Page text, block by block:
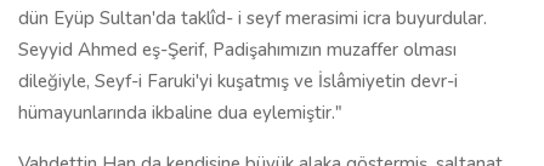
dün Eyüp Sultan'da taklîd- i seyf merasimi icra buyurdular.
Seyyid Ahmed eş-Şerif, Padişahımızın muzaffer olması
dileğiyle, Seyf-i Faruki'yi kuşatmış ve İslâmiyetin devr-i
hümayunlarında ikbaline dua eylemiştir."